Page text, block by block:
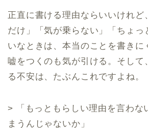
正直に書ける理由ならいいけれど
だけ」「気が乗らない」「ちょ
いなときは、本当のことを書きに
嘘をつくのも気が引ける。そして
る不安は、たぶんこれですよね。
> 「もっともらしい理由を言わな
まうんじゃないか」